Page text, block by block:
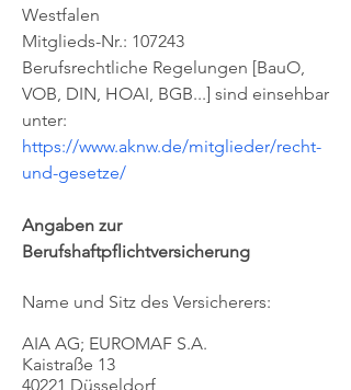
Westfalen
Mitglieds-Nr.: 107243
Berufsrechtliche Regelungen [BauO,
VOB, DIN, HOAI, BGB...] sind einsehbar
unter:
https://www.aknw.de/mitglieder/recht-
und-gesetze/
Angaben zur
Berufshaftpflichtversicherung
Name und Sitz des Versicherers:
AIA AG; EUROMAF S.A.
Kaistraße 13
40221 Düsseldorf